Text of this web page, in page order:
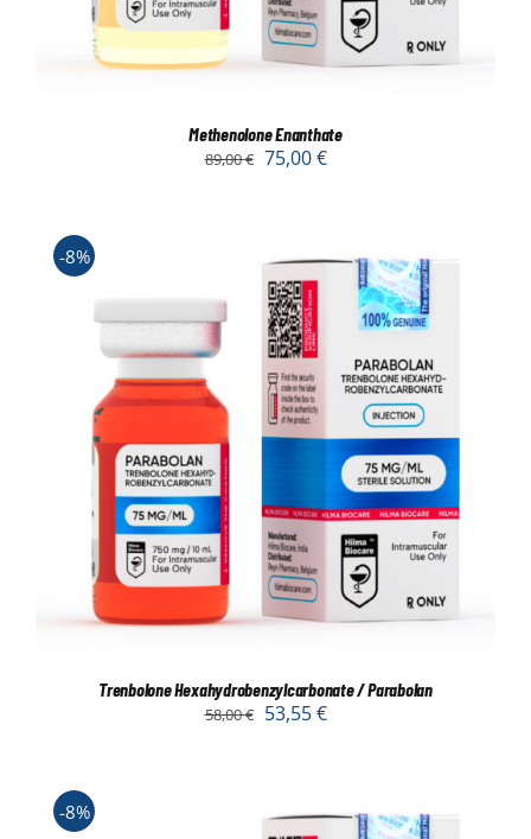
Methenolone Enanthate
89,00€ 75,00€
-8%
Trenbolone Hexahydrobenzylcarbonate / Parabolan
58,00€ 53,55€
-8%